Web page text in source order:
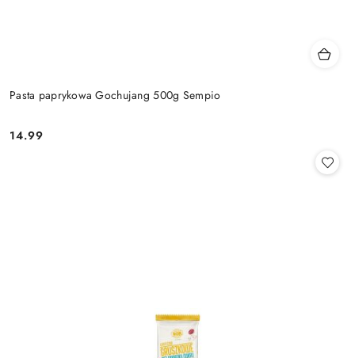
Pasta paprykowa Gochujang 500g Sempio
Cena:
14.99